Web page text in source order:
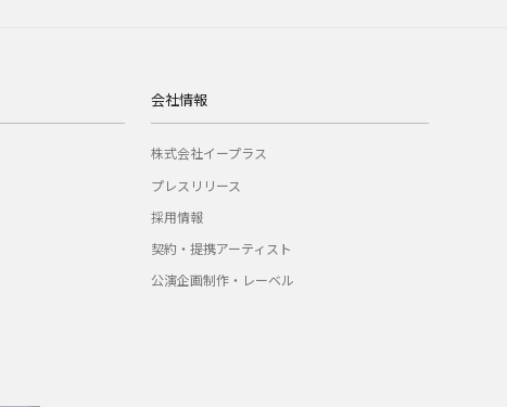
会社情報
株式会社イープラス
プレスリリース
採用情報
契約・提携アーティスト
公演企画制作・レーベル